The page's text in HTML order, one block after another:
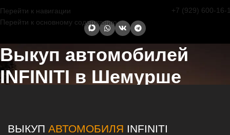
Перейти к навигации
Перейти к основному содержанию
+7 (929) 600-16-
Выкуп автомобилей
INFINITI в Шемурше
ВЫКУП АВТОМОБИЛЯ INFINITI